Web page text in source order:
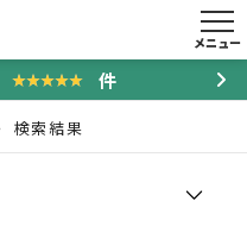
メニュー
★★★★★
★★★★★ 件
検索結果